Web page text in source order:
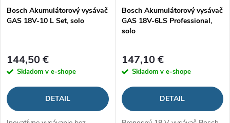
p
o
d
p
r
o
d
u
Bosch Akumulátorový vysávač
GAS 18V-10 L Set, solo
144,50 €
Skladom v e-shope
DETAIL
Bosch Akumulátorový vysávač
GAS 18V-6LS Professional,
solo
147,10 €
Skladom v e-shope
DETAIL